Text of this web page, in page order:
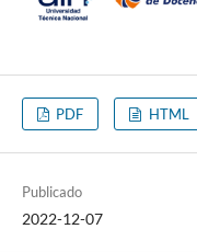
PDF HTML
Publicado
2022-12-07